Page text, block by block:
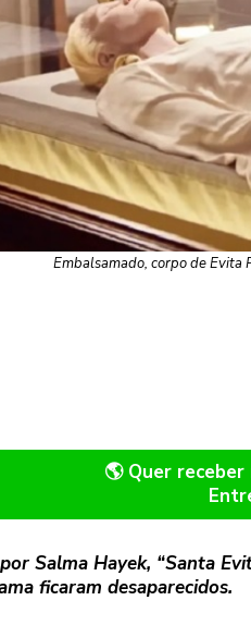
Embalsamado, corpo de Evita
🌎 Quer
Salma Hayek, “Santa
ficaram desaparecidos.